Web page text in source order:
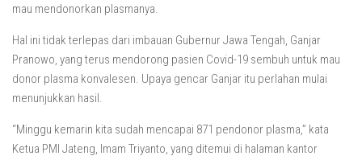
mau mendonorkan plasmanya.
Hal ini tidak terlepas dari imbauan Gubernur Jawa Tengah, Ganjar
Pranowo, yang terus mendorong pasien Covid-19 sembuh untuk mau
donor plasma konvalesen. Upaya gencar Ganjar itu perlahan mulai
menunjukkan hasil.
“Minggu kemarin kita sudah mencapai 871 pendonor plasma,” kata
Ketua PMI Jateng, Imam Triyanto, yang ditemui di halaman kantor